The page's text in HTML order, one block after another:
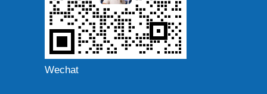
Wechat